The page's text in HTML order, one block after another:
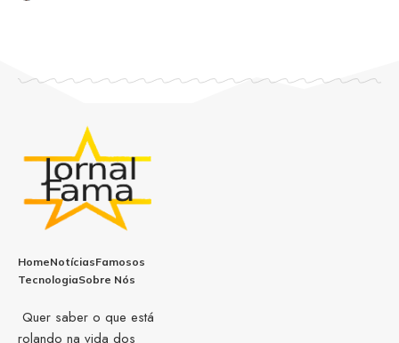
HomeNotíciasFamosos
TecnologiaSobre Nós
Quer saber o que está
rolando na vida dos